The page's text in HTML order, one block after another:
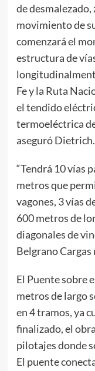
de
movimiento de
comenzará el
estructura de
Fe y la Ruta
el tendido
termoeléctrica
aseguró Dietrich.
“Tendrá 10 vías
metros que
vagones, 3 vías
600 metros de
diagonales de
Belgrano
El Puente sobre
metros de largo
en 4 tramos, ya
finalizado, el
pilotajes donde
El puente